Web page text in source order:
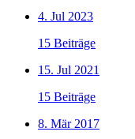
4. Jul 2023
15 Beiträge
15. Jul 2021
15 Beiträge
8. Mär 2017